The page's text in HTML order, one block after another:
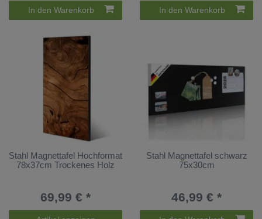
In den Warenkorb In den Warenkorb
Stahl Magnettafel Hochformat
78x37cm Trockenes Holz
69,99 € *
Stahl Magnettafel schwarz
75x30cm
46,99 € *